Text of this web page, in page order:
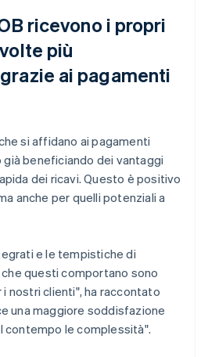
ricevono i propri
più
ai pagamenti
si affidano ai pagamenti
già beneficiando dei vantaggi
dei ricavi. Questo è positivo
anche per quelli potenziali a
e le tempistiche di
questi comportano sono
nostri clienti", ha raccontato
una maggiore soddisfazione
contempo le complessità".